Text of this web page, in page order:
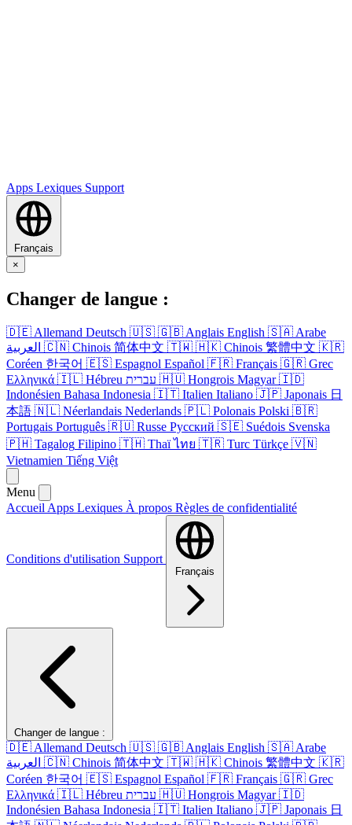
Apps Lexiques Support
Français
×
Changer de langue :
🇩🇪 Allemand Deutsch 🇺🇸 🇬🇧 Anglais English 🇸🇦 Arabe
العربية 🇨🇳 Chinois 简体中文 🇹🇼 🇭🇰 Chinois 繁體中文 🇰🇷
Coréen 한국어 🇪🇸 Espagnol Español 🇫🇷 Français 🇬🇷 Grec
Ελληνικά 🇮🇱 Hébreu עברית 🇭🇺 Hongrois Magyar 🇮🇩
Indonésien Bahasa Indonesia 🇮🇹 Italien Italiano 🇯🇵 Japonais 日
本語 🇳🇱 Néerlandais Nederlands 🇵🇱 Polonais Polski 🇧🇷
Portugais Português 🇷🇺 Russe Русский 🇸🇪 Suédois Svenska
🇵🇭 Tagalog Filipino 🇹🇭 Thaï ไทย 🇹🇷 Turc Türkçe 🇻🇳
Vietnamien Tiếng Việt
Menu
Accueil Apps Lexiques À propos Règles de confidentialité
Conditions d'utilisation Support
Français
Changer de langue :
🇩🇪 Allemand Deutsch 🇺🇸 🇬🇧 Anglais English 🇸🇦 Arabe
العربية 🇨🇳 Chinois 简体中文 🇹🇼 🇭🇰 Chinois 繁體中文 🇰🇷
Coréen 한국어 🇪🇸 Espagnol Español 🇫🇷 Français 🇬🇷 Grec
Ελληνικά 🇮🇱 Hébreu עברית 🇭🇺 Hongrois Magyar 🇮🇩
Indonésien Bahasa Indonesia 🇮🇹 Italien Italiano 🇯🇵 Japonais 日